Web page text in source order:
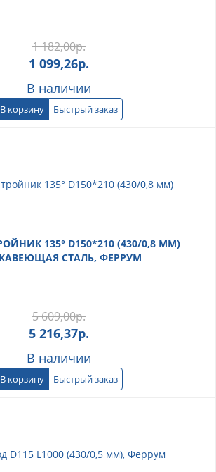
1 182,00р.
1 099,26р.
В наличии
В корзину Быстрый заказ
135° D150*210 (430/0,8 ММ)
СТАЛЬ, ФЕРРУМ
5 609,00р.
5 216,37р.
В наличии
В корзину Быстрый заказ